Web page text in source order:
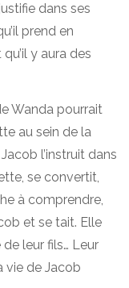
dans ses
prend en
y aura des
Wanda pourrait
au sein de la
l’instruit dans
se convertit,
à comprendre,
et se tait. Elle
de leur fils… Leur
vie de Jacob